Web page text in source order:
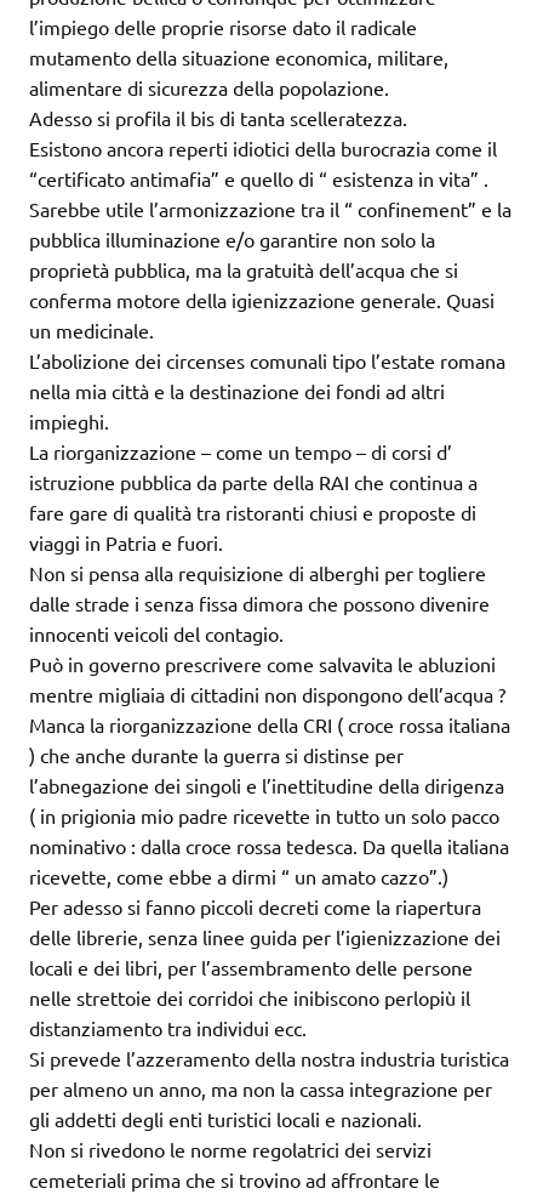
l’impiego delle proprie risorse dato il radicale
mutamento della situazione economica, militare,
alimentare di sicurezza della popolazione.
Adesso si profila il bis di tanta scelleratezza.
Esistono ancora reperti idiotici della burocrazia come il
“certificato antimafia” e quello di “ esistenza in vita” .
Sarebbe utile l’armonizzazione tra il “ confinement” e la
pubblica illuminazione e/o garantire non solo la
proprietà pubblica, ma la gratuità dell’acqua che si
conferma motore della igienizzazione generale. Quasi
un medicinale.
L’abolizione dei circenses comunali tipo l’estate romana
nella mia città e la destinazione dei fondi ad altri
impieghi.
La riorganizzazione – come un tempo – di corsi d’
istruzione pubblica da parte della RAI che continua a
fare gare di qualità tra ristoranti chiusi e proposte di
viaggi in Patria e fuori.
Non si pensa alla requisizione di alberghi per togliere
dalle strade i senza fissa dimora che possono divenire
innocenti veicoli del contagio.
Può in governo prescrivere come salvavita le abluzioni
mentre migliaia di cittadini non dispongono dell’acqua ?
Manca la riorganizzazione della CRI ( croce rossa italiana
) che anche durante la guerra si distinse per
l’abnegazione dei singoli e l’inettitudine della dirigenza
( in prigionia mio padre ricevette in tutto un solo pacco
nominativo : dalla croce rossa tedesca. Da quella italiana
ricevette, come ebbe a dirmi “ un amato cazzo”.)
Per adesso si fanno piccoli decreti come la riapertura
delle librerie, senza linee guida per l’igienizzazione dei
locali e dei libri, per l’assembramento delle persone
nelle strettoie dei corridoi che inibiscono perlopiù il
distanziamento tra individui ecc.
Si prevede l’azzeramento della nostra industria turistica
per almeno un anno, ma non la cassa integrazione per
gli addetti degli enti turistici locali e nazionali.
Non si rivedono le norme regolatrici dei servizi
cemeteriali prima che si trovino ad affrontare le